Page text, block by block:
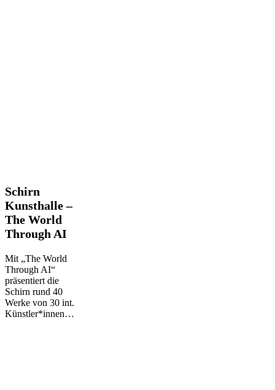
Schirn
Kunsthalle
–
The
World
AI
Schirn
Kunsthalle –
The World
Through AI
Mit „The World
Through AI“
präsentiert die
Schirn rund 40
Werke von 30 int.
Künstler*innen…